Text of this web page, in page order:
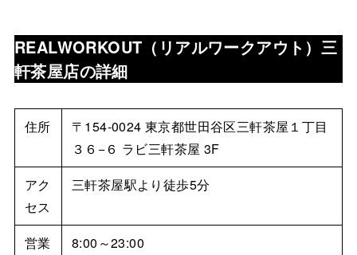
REALWORKOUT（リアルワークアウト）三
軒茶屋店の詳細
住所
〒154-0024 東京都世田谷区三軒茶屋１丁目
３６−６ ラビ三軒茶屋 3F
アク
セス
三軒茶屋駅より徒歩5分
営業
8:00～23:00